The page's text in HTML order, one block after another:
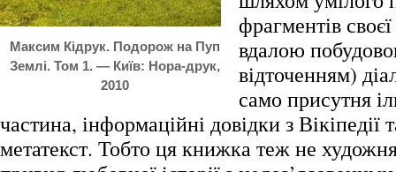
Максим Кідрук. Подорож на Пуп
Землі. Том 1. — Київ: Нора-друк,
2010
фрагментів
вдалою
відточенням)
само присутня
частина, інформаційні довідки з Вікіпедії
метатекст. Тобто ця книжка теж не